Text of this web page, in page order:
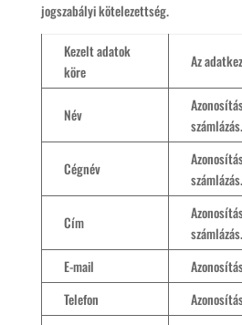
jogszabályi kötelezettség.
Kezelt adatok
köre
Az
Név
számlázás.
Cégnév
számlázás.
Cím
számlázás.
E-mail
Telefon